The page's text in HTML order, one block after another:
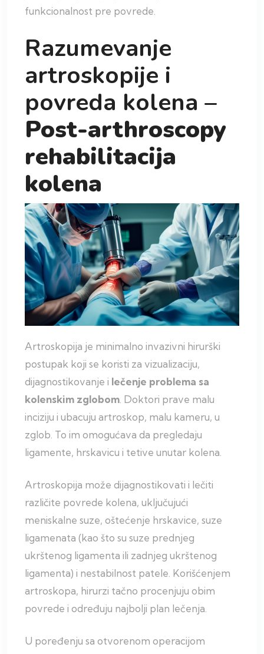
funkcionalnost pre povrede.
Razumevanje
artroskopije i
povreda kolena –
Post-arthroscopy
rehabilitacija
kolena
Artroskopija je minimalno invazivni hirurški
postupak koji se koristi za vizualizaciju,
dijagnostikovanje i lečenje problema sa
kolenskim zglobom . Doktori prave malu
inciziju i ubacuju artroskop, malu kameru, u
zglob. To im omogućava da pregledaju
ligamente, hrskavicu i tetive unutar kolena.
Artroskopija može dijagnostikovati i lečiti
različite povrede kolena, uključujući
meniskalne suze, oštećenje hrskavice, suze
ligamenata (kao što su suze prednjeg
ukrštenog ligamenta ili zadnjeg ukrštenog
ligamenta) i nestabilnost patele. Korišćenjem
artroskopa, hirurzi tačno procenjuju obim
povrede i određuju najbolji plan lečenja.
U poređenju sa otvorenom operacijom